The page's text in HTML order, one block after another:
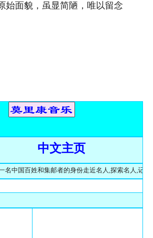
始面貌，虽显简陋，唯以留念
中文主页
国百姓和集邮者的身份走近名人,探索名人,记录名人